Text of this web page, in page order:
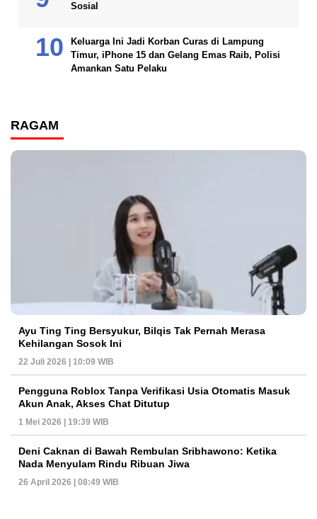
Sosial
Keluarga Ini Jadi Korban Curas di Lampung
Timur, iPhone 15 dan Gelang Emas Raib, Polisi
Amankan Satu Pelaku
RAGAM
Ayu Ting Ting Bersyukur, Bilqis Tak Pernah Merasa
Kehilangan Sosok Ini
22 Juli 2026 | 10:09 WIB
Pengguna Roblox Tanpa Verifikasi Usia Otomatis Masuk
Akun Anak, Akses Chat Ditutup
1 Mei 2026 | 19:39 WIB
Deni Caknan di Bawah Rembulan Sribhawono: Ketika
Nada Menyulam Rindu Ribuan Jiwa
26 April 2026 | 08:49 WIB